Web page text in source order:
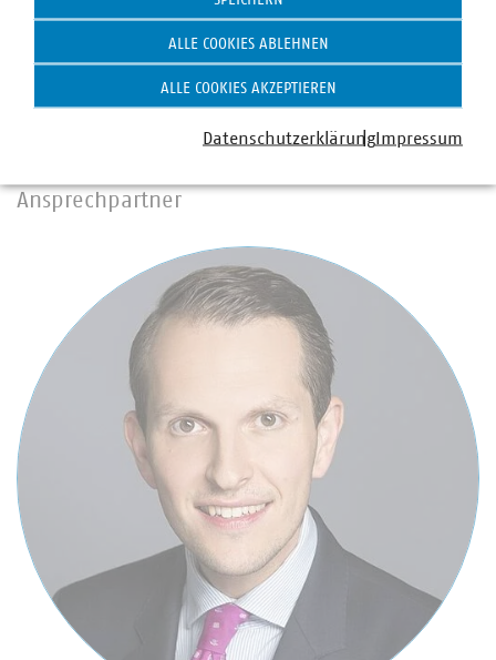
Investitionen in Höhe von über 1 Mrd. Euro,
erwirtschaften einen Umsatz von über 7 Milliarden Euro
Beschäftigte.
Ansprechpartner
ALLE COOKIES ABLEHNEN
ALLE COOKIES AKZEPTIEREN
DatenschutzerklärungImpressum